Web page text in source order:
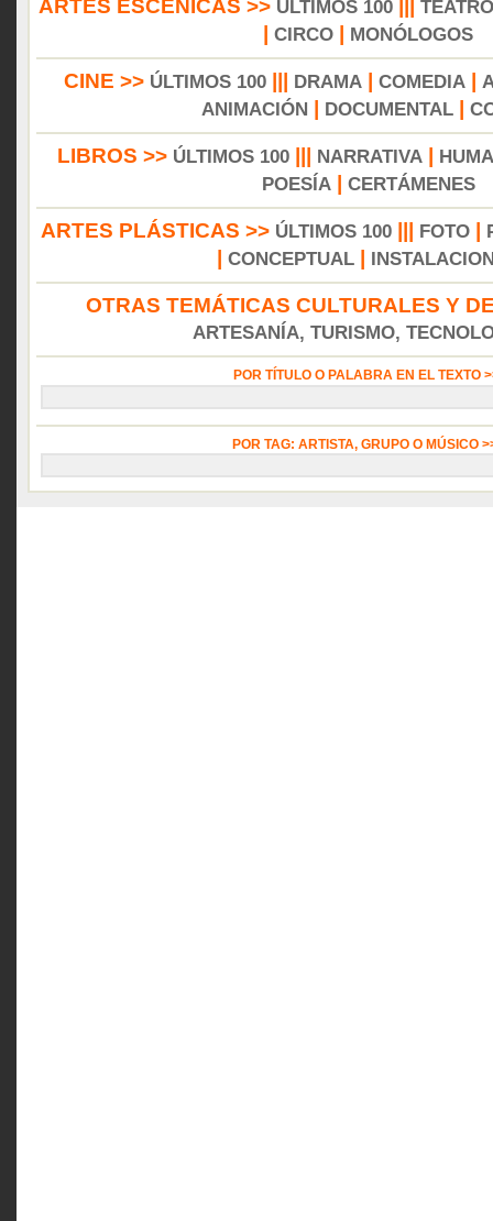
ARTES ESCÉNICAS >> ÚLTIMOS 100||| TEATRO
CIRCO MONÓLOGOS
CINE >> ÚLTIMOS 100 DRAMA COMEDIA
ANIMACIÓN
DOCUMENTAL|
LIBROS >> ÚLTIMOS 100 NARRATIVA
POESÍA| CERTÁMENES
ARTES PLÁSTICAS >> ÚLTIMOS 100 FOTO
CONCEPTUAL
OTRAS TEMÁTICAS CULTURALES Y
ARTESANÍA, TURISMO,
POR TÍTULO O PALABRA EN EL TEXTO
POR TAG: ARTISTA, GRUPO O MÚSICO